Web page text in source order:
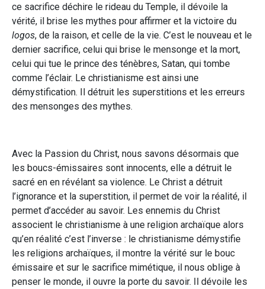
ce sacrifice déchire le rideau du Temple, il dévoile la
vérité, il brise les mythes pour affirmer et la victoire du
logos, de la raison, et celle de la vie. C’est le nouveau et le
dernier sacrifice, celui qui brise le mensonge et la mort,
celui qui tue le prince des ténèbres, Satan, qui tombe
comme l’éclair. Le christianisme est ainsi une
démystification. Il détruit les superstitions et les erreurs
des mensonges des mythes.
Avec la Passion du Christ, nous savons désormais que
les boucs-émissaires sont innocents, elle a détruit le
sacré en en révélant sa violence. Le Christ a détruit
l’ignorance et la superstition, il permet de voir la réalité, il
permet d’accéder au savoir. Les ennemis du Christ
associent le christianisme à une religion archaïque alors
qu’en réalité c’est l’inverse : le christianisme démystifie
les religions archaïques, il montre la vérité sur le bouc
émissaire et sur le sacrifice mimétique, il nous oblige à
penser le monde, il ouvre la porte du savoir. Il dévoile les